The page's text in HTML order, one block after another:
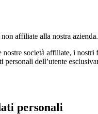
affiliate alla nostra azienda.
società affiliate, i
dell’utente
personali